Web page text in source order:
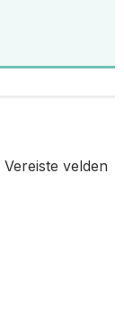
Vereiste velden